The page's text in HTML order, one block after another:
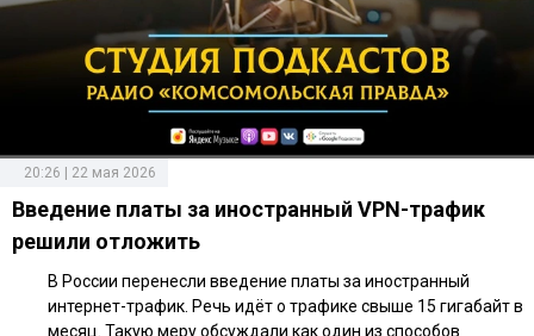
20:26 | 22 мая 2026
Введение платы за иностранный VPN-трафик
решили отложить
В России перенесли введение платы за иностранный
интернет-трафик. Речь идёт о трафике свыше 15 гигабайт в
месяц. Такую меру обсуждали как один из способов